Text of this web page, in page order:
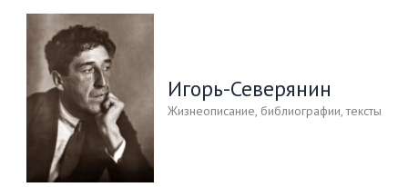
Перейти
содержимому
Игорь-Северянин
Жизнеописание, библиографии, тексты